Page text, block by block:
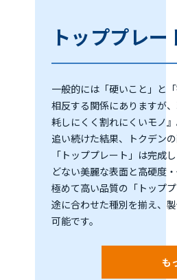
トッププレー
一般的には「硬いこと」と
相反する関係にありますが
耗しにくく割れにくいモノ
追い続けた結果、トクデン
「トッププレート」は完成
どない美麗な表面と高硬度
極めて高い品質の「トップ
途に合わせた種別を揃え、
可能です。
も